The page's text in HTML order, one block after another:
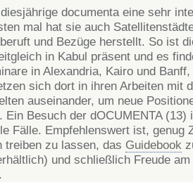
documentaeine sehr
mal hat sie auch
und Bezüge herstellt. So ist
in Kabul präsent und es
in Alexandria, Kairo und Banff,
sich dort in ihren Arbeiten mit
auseinander, um neue
Ein Besuch der dOCUMENTA(13)
Fälle. Empfehlenswert ist, genug
treiben zu lassen, das Guidebook
und schließlich Freude am